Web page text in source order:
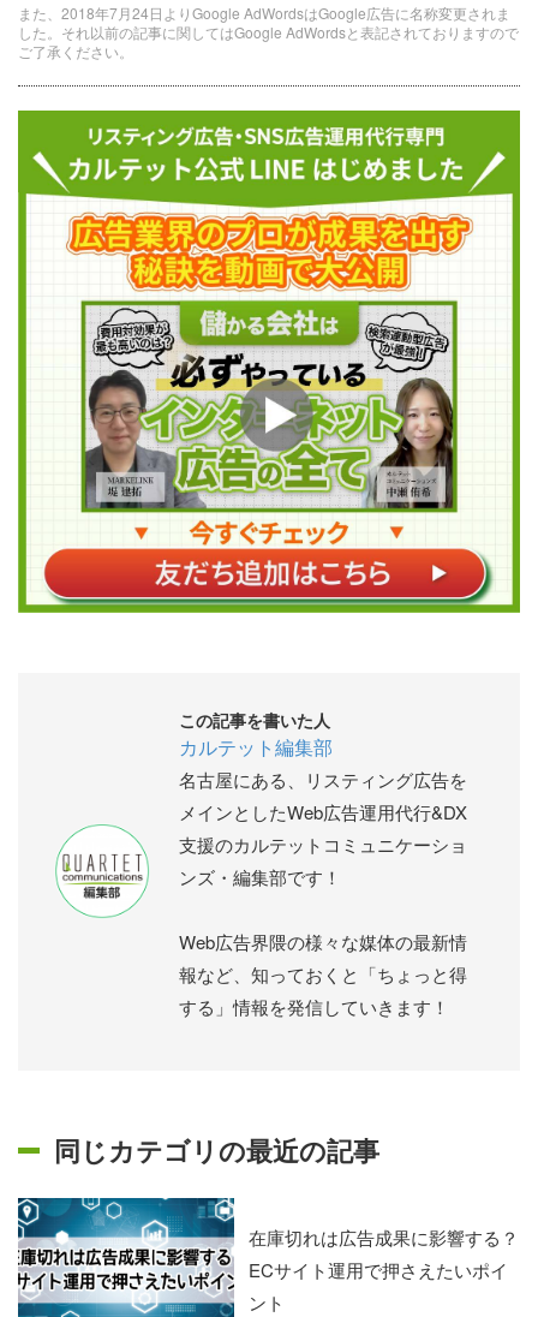
また、2018年7月24日よりGoogle AdWordsはGoogle広告に名称変更されま
した。それ以前の記事に関してはGoogle AdWordsと表記されておりますので
ご了承ください。
この記事を書いた人
カルテット編集部
名古屋にある、リスティング広告を
メインとしたWeb広告運用代行&DX
支援のカルテットコミュニケーショ
ンズ・編集部です！
Web広告界隈の様々な媒体の最新情
報など、知っておくと「ちょっと得
する」情報を発信していきます！
同じカテゴリの最近の記事
在庫切れは広告成果に影響する？
ECサイト運用で押さえたいポイ
ント